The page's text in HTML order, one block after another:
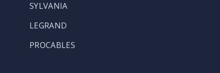
SYLVANIA
LEGRAND
PROCABLES